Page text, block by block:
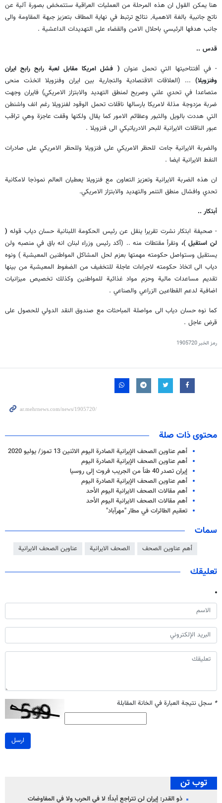
هنا يمكن القول ان هذه المرحلة من العمليات العراقية ستتمخض بصورة آلية عن
ناتج جانبية بالغة الاهمية, نتائج ترتبط في نهاية المطاف بتعزيز جبهة المقاومة والى
جانب هدفها الرئيسي باحلال الامن والقضاء على التهديدات الداعشية .
قدس ..
- في أفتتاحيتها التي تحمل عنوان ( فشل امريكا مقابل لعبة رابح رابح ايران
وفنزويلا) ... (العلاقات الاقتصادية والتجارية بين ايران وفنزويلا اتخذت منحى
متصاعدا في تحدي علني وصريح لمنطق التهديد والابتزاز الامريكي) فايران وجهت
ضربة مزدوجة مذلة لامريكا بارسالها ناقلات تحمل الوقود لفنزويلا رغم انف واشنطن
التي هددت بالويل والثبور وعظائم الامور كما يقال ولكنها وقفت عاجزة وهي تراقب
عبور الناقلات الايرانية للبحر الادرياتيكي الى فنزويلا .
والضربة الايرانية جاءت للحظر الامريكي على فنزويلا وللحظر الامريكي على صادرات
النفط الايرانية ايضا .
ان هذه الضربة الايرانية وتعزيز التعاون مع فنزويلا يعطيان العالم نموذجا لامكانية
تحدي وافشال منطق التنمر والتهديد والابتزاز الامريكي.
أبتكار ..
- صحيفة ابتكار نشرت تقريرا ينقل عن رئيس الحكومة اللبنانية حسان دياب قوله(
لن استقيل )، ونقرأ مقتطات منه .. (أكد رئيس وزراء لبنان انه باق في منصبه ولن
يستقيل وستواصل حكومته مهمتها بعزم لحل المشاكل المواطنين المعيشية ) ونوه
دياب الى اتخاذ حكومته لاجراءات عاجلة للتخفيف من الضغوط المعيشية من بينها
تقديم مساعدات مالية وحزم مواد غذائية للمواطنين وكذلك تخصيص ميزانيات
اضافية لدعم القطاعين الزراعي والصناعي .
كما نوه حسان دياب الى مواصلة المباحثات مع صندوق النقد الدولي للحصول على
قرض عاجل .
رمز الخبر1905720
محتوى ذات صلة
أهم عناوين الصحف الإيرانية الصادرة اليوم الاثنين 13 تموز/ يوليو 2020
أهم عناوين الصحف الإيرانية الصادرة اليوم
إيران تصدر 40 طناً من الجريب فروت إلى روسيا
أهم عناوين الصحف الإيرانية الصادرة اليوم
أهم مقالات الصحف الايرانية اليوم الأحد
أهم مقالات الصحف الايرانية اليوم الأحد
تعقيم الطائرات في مطار "مهرآباد"
سمات
أهم عناوين الصحف الصحف الايرانية عناوين الصحف الايرانية
تعليقك
* سجل نتيجة العبارة في الخانة المقابلة
ارسل
توب تن
ذو القدر: إيران لن تتراجع أبداً؛ لا في الحرب ولا في المفاوضات